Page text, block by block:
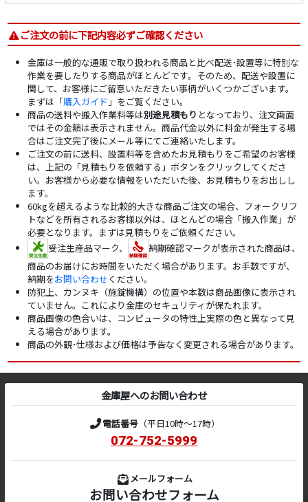
ご注文の前に下記内容必ずご確認ください
金庫は一般的な通販で取り扱われる商品と比べ配送･設置等に特別な
作業を要したりする商品がほとんどです。そのため、配送や設置に
関して、お客様にご留意いただきたい事柄がいくつかございます。
まずは「購入ガイド 」をご覧ください。
商品の送料や搬入作業料等は別途見積もり となっており、注文画面
ではその金額は表示されません。商品代金以外に料金が発生する場
合はご注文完了後にメール等にてご連絡いたします。
ご注文の前に送料、設置料等を含めたお見積もりをご希望のお客様
は、上記の「見積もりを依頼する」ボタンをクリックしてくださ
い。お客様から必要な情報をいただいた後、お見積もりをお出しし
ます。
60kgを超えるような比較的大きな商品ご注文の場合、フォークリフ
トなどを所有されるお客様以外は、ほとんどの場合「搬入作業」が
必要となります。まずは見積もりをご依頼ください。
受注生産品マーク、
納期確認マークが表示された商品は、
商品のお届けにお時間をいただく場合があります。お手数ですが、
納期をお問い合わせください。
防犯上、カンヌキ（施錠機構）の位置や本数は商品画像に表示され
ていません。これにより金庫のセキュリティが保たれます。
商品画像の色合いは、コンピュータの特性上実際の色と異なって見
える場合があります。
商品の外観･仕様および価格は予告なく変更される場合があります。
金庫屋へのお問い合わせ
電話番号（平日10時～17時）
072-752-5999
メールフォーム
お問い合わせフォーム